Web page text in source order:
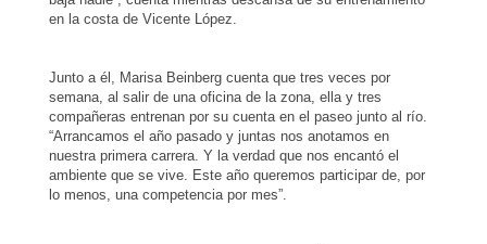
en la costa de Vicente López.
Junto a él, Marisa Beinberg cuenta que tres veces por
semana, al salir de una oficina de la zona, ella y tres
compañeras entrenan por su cuenta en el paseo junto al río.
“Arrancamos el año pasado y juntas nos anotamos en
nuestra primera carrera. Y la verdad que nos encantó el
ambiente que se vive. Este año queremos participar de, por
lo menos, una competencia por mes”.